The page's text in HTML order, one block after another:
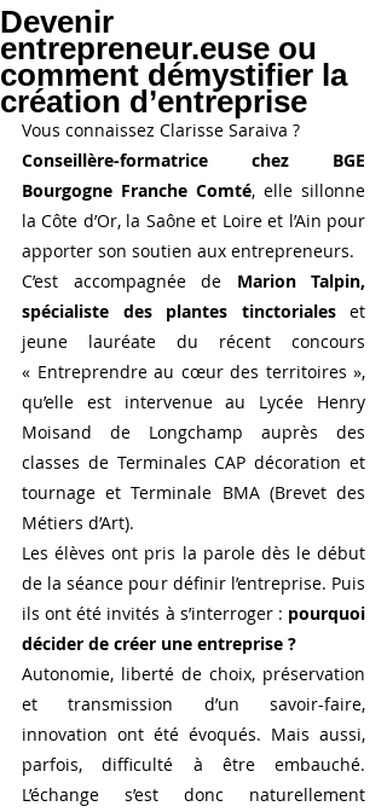
Devenir
entrepreneur.euse ou
comment démystifier la
création d’entreprise
Vous connaissez Clarisse Saraiva ?
Conseillère-formatrice chez BGE
Bourgogne Franche Comté, elle sillonne
la Côte d’Or, la Saône et Loire et l’Ain pour
apporter son soutien aux entrepreneurs.
C’est accompagnée de Marion Talpin,
spécialiste des plantes tinctoriales et
jeune lauréate du récent concours
« Entreprendre au cœur des territoires »,
qu’elle est intervenue au Lycée Henry
Moisand de Longchamp auprès des
classes de Terminales CAP décoration et
tournage et Terminale BMA (Brevet des
Métiers d’Art).
Les élèves ont pris la parole dès le début
de la séance pour définir l’entreprise. Puis
ils ont été invités à s’interroger : pourquoi
décider de créer une entreprise ?
Autonomie, liberté de choix, préservation
et transmission d’un savoir-faire,
innovation ont été évoqués. Mais aussi,
parfois, difficulté à être embauché.
L’échange s’est donc naturellement